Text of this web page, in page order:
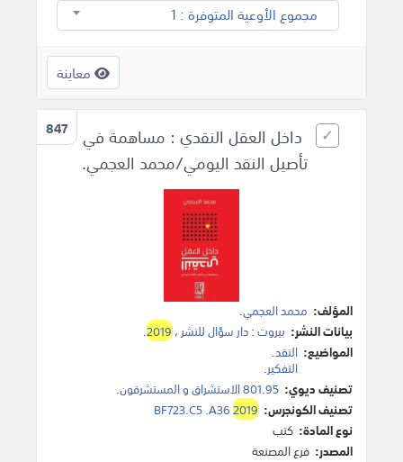
مجموع الأوعية المتوفرة : 1
معاينة
847
داخل العقل النقدي : مساهمة في
تأصيل النقد اليومي/محمد العجمي.
المؤلف: محمد العجمي.
بيانات النشر: بيروت:دار سؤال للنشر ،2019
.
المواضيع: النقد.
التفكير.
تصنيف ديوي: 801.95 الاستشراق و المستشرقون.
تصنيف الكونجرس:
BF723.C5 .A362019
نوع المادة: كتب
المصدر: فرع المصنعة